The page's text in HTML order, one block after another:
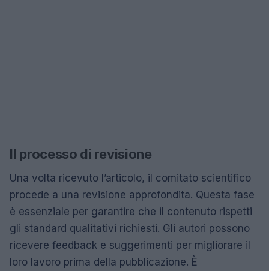
Il processo di revisione
Una volta ricevuto l’articolo, il comitato scientifico
procede a una revisione approfondita. Questa fase
è essenziale per garantire che il contenuto rispetti
gli standard qualitativi richiesti. Gli autori possono
ricevere feedback e suggerimenti per migliorare il
loro lavoro prima della pubblicazione. È